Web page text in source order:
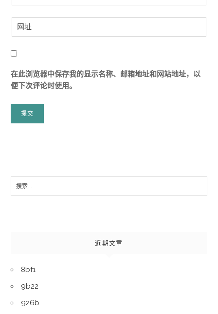
在此浏览器中保存我的显示名称、邮箱地址和网站地址，以
便下次评论时使用。
Search
近期文章
8bf1
9b22
926b